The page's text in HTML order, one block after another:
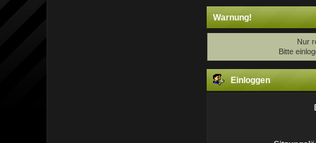
Warnung!
Nur
Bitte
Einloggen